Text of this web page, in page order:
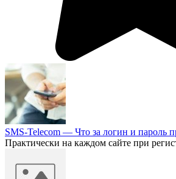
SMS-Telecom — Что за логин и пароль
Практически на каждом сайте при